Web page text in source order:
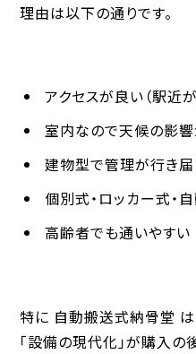
理由は以下の通りです。
アクセスが良い（駅近が
室内なので天候の影
建物型で管理が行き届
個別式・ロッカー式・
高齢者でも通いやすい
特に 自動搬送式納骨堂
「設備の現代化」が購入の